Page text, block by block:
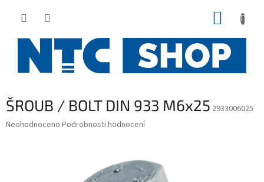
ŠROUB / BOLT DIN 933 M6x25 2933006025
Průměrné
Neohodnoceno Podrobnosti hodnocení